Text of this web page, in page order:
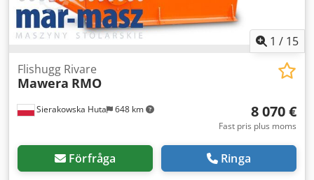
1 / 15
Sierakowska Huta 648 km
Flishugg Rivare
Mawera RMO
8 070 €
Fast pris plus moms
Förfråga Ringa